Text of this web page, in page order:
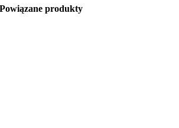
Powiązane produkty